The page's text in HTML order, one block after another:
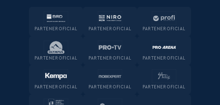
PARTENER OFICIAL PARTENER OFICIAL PARTENER OFICIAL
PARTENER OFICIAL PARTENER OFICIAL PARTENER OFICIAL
PARTENER OFICIAL PARTENER OFICIAL PARTENER OFICIAL